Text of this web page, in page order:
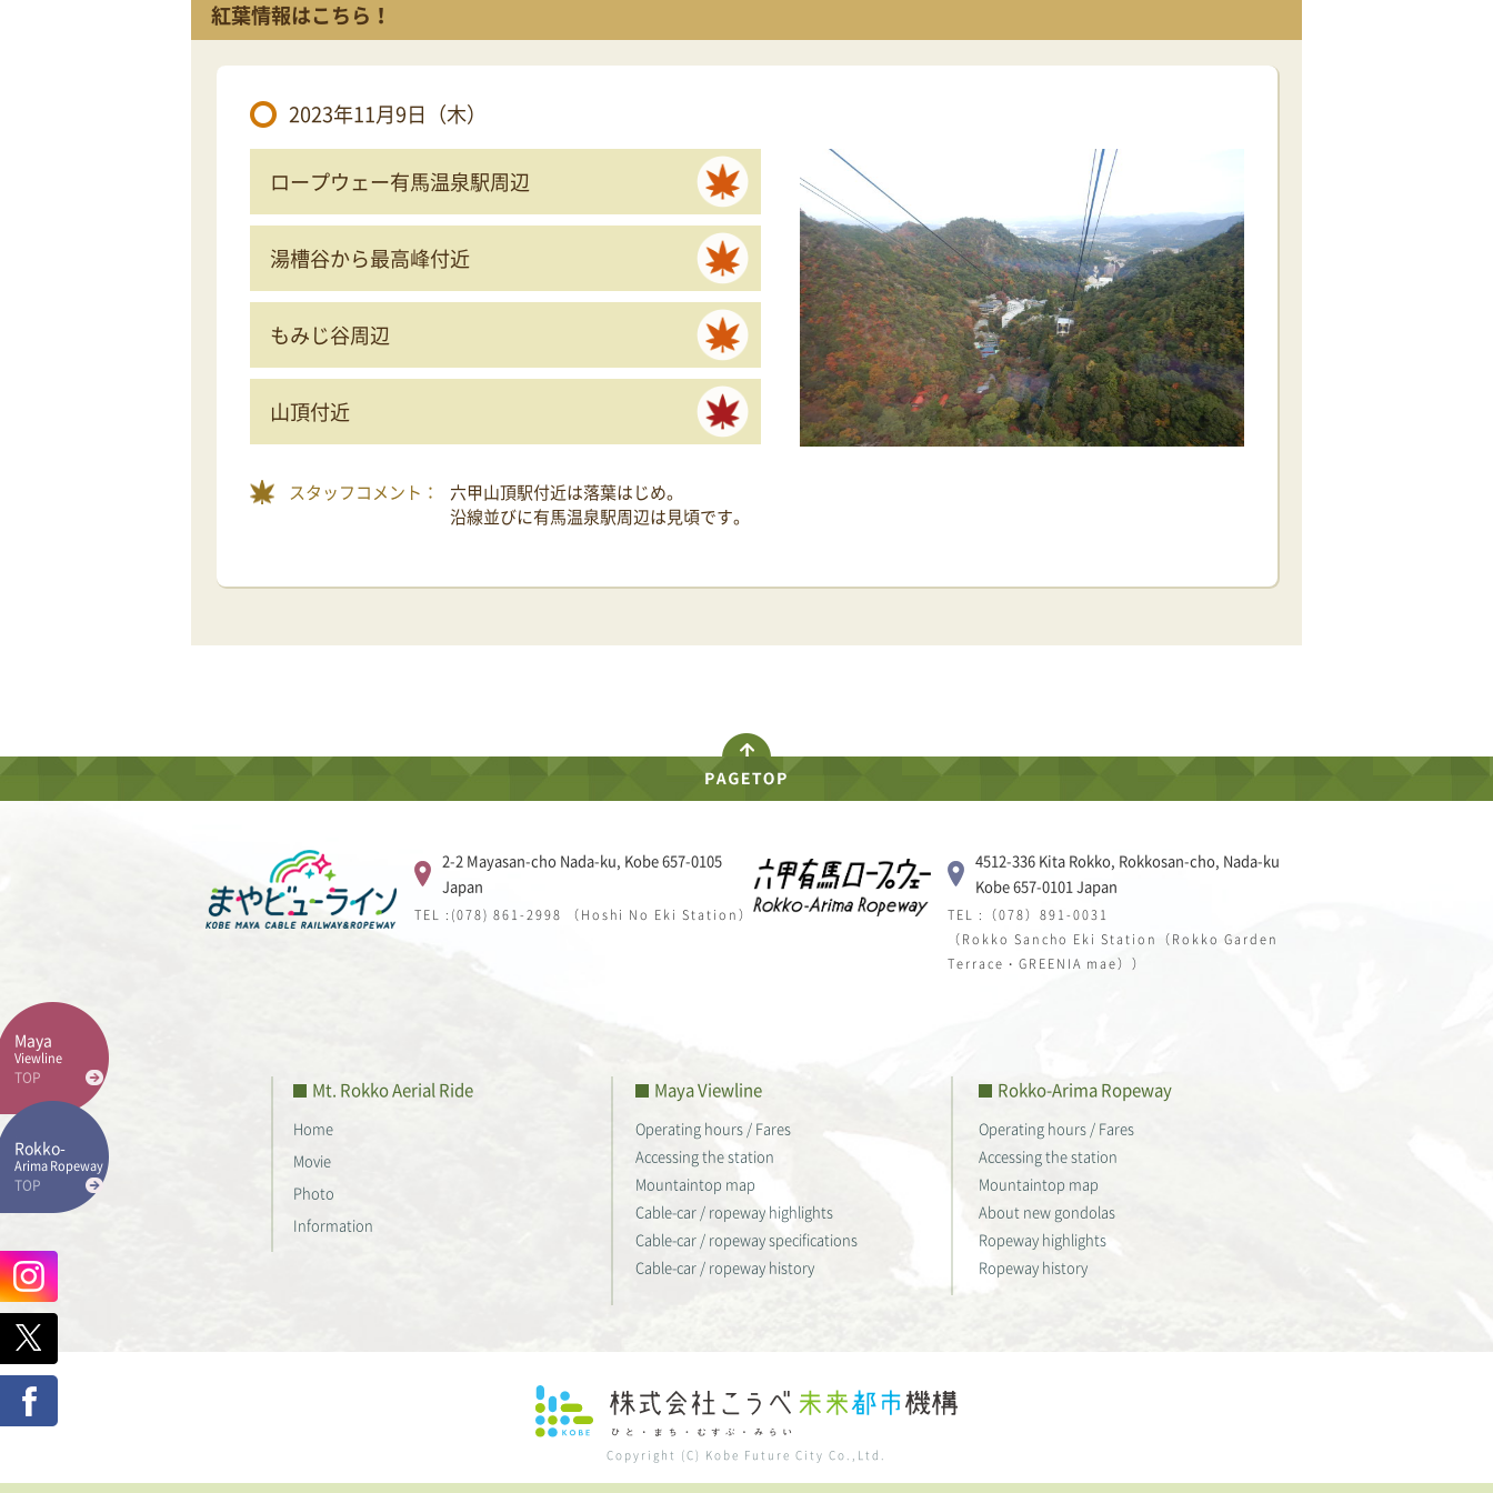
Maya
Viewline
TOP
Rokko-
Arima Ropeway
TOP
紅葉情報はこちら！
2023年11月9日（木）
ロープウェー有馬温泉駅周辺
湯槽谷から最高峰付近
もみじ谷周辺
山頂付近
スタッフコメント：
六甲山頂駅付近は落葉はじめ。
沿線並びに有馬温泉駅周辺は見頃です。
2-2 Mayasan-cho Nada-ku, Kobe 657-0105
Japan
TEL :(078) 861-2998 （Hoshi No Eki Station）
4512-336 Kita Rokko, Rokkosan-cho, Nada-ku
Kobe 657-0101 Japan
TEL :（078）891-0031
（Rokko Sancho Eki Station（Rokko Garden
Terrace・GREENIA mae））
Mt. Rokko Aerial Ride
Home
Movie
Photo
Information
Maya Viewline
Operating hours / Fares
Accessing the station
Mountaintop map
Cable-car / ropeway highlights
Cable-car / ropeway specifications
Cable-car / ropeway history
Rokko-Arima Ropeway
Operating hours / Fares
Accessing the station
Mountaintop map
About new gondolas
Ropeway highlights
Ropeway history
Copyright (C) Kobe Future City Co.,Ltd.